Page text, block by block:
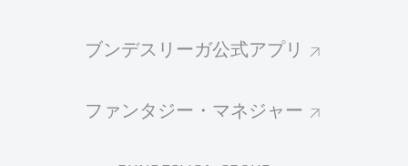
ブンデスリーガ公式アプリ
ファンタジー・マネジャー
広告